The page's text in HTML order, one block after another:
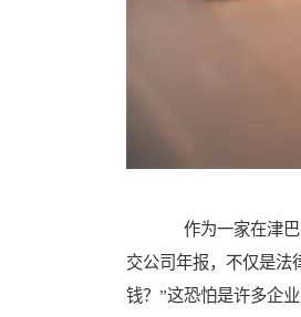
作为一家在津巴
交公司年报，不仅是法
钱？”这恐怕是许多企